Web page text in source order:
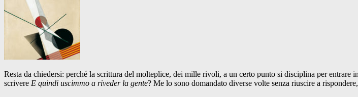
Resta da chiedersi: perché la scrittura del molteplice, dei mille rivoli, a un certo punto si disciplina per
scrivere E quindi uscimmo a riveder la gente? Me lo sono domandato diverse volte senza riuscire a